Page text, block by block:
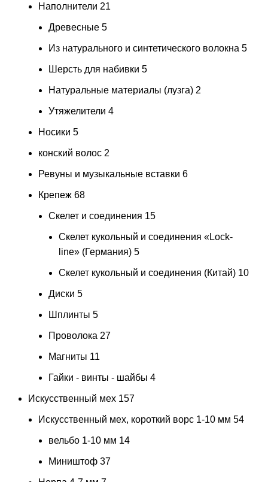
Наполнители 21
Древесные 5
Из натурального и синтетического волокна 5
Шерсть для набивки 5
Натуральные материалы (лузга) 2
Утяжелители 4
Носики 5
конский волос 2
Ревуны и музыкальные вставки 6
Крепеж 68
Скелет и соединения 15
Скелет кукольный и соединения «Lock-
line» (Германия) 5
Скелет кукольный и соединения (Китай) 10
Диски 5
Шплинты 5
Проволока 27
Магниты 11
Гайки - винты - шайбы 4
Искусственный мех 157
Искусственный мех, короткий ворс 1-10 мм 54
вельбо 1-10 мм 14
Миништоф 37